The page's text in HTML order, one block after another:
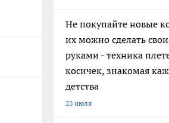
Не покупайте новые
их можно сделать
руками - техника
косичек, знакомая
детства
23 июля